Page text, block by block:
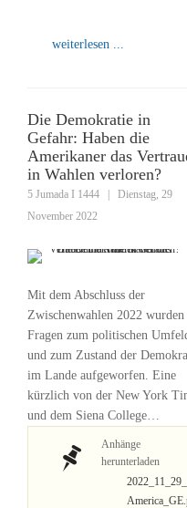
weiterlesen ...
Die Demokratie in
Gefahr: Haben die
Amerikaner das
in Wahlen verloren?
5 Jumada I 1444
Dienstag, 29
November 2022
Mit dem Abschluss der
Zwischenwahlen 2022 wurden
Fragen zum politischen
und zum Zustand der
im Lande aufgeworfen. Eine
kürzlich von der New York
und dem Siena College…
Anhänge
herunterladen
2022_11_29_